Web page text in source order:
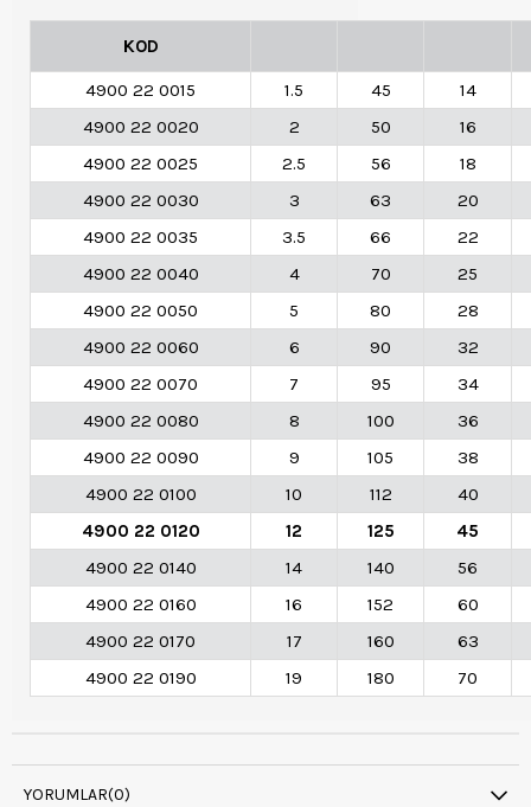
KOD
4900 22 0015 1.5 45
14
4900 22 0020
2 50
16
4900 22 0025
2.5 56
18
4900 22 0030
3 63
20
4900 22 0035
3.5 66
22
4900 22 0040
4 70
25
4900 22 0050
5 80
28
4900 22 0060
6 90
32
4900 22 0070
7 95
34
4900 22 0080
8 100
36
4900 22 0090
9 105
38
4900 22 0100
10 112
40
4900 22 0120
12 125
45
4900 22 0140
14 140
56
4900 22 0160
16 152
60
4900 22 0170
17 160
63
4900 22 0190
19 180 70
YORUMLAR(0)